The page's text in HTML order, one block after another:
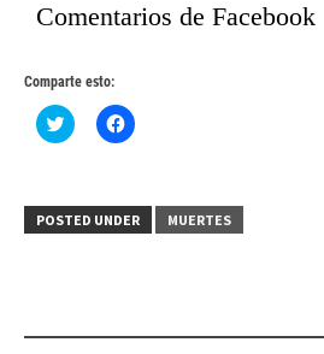
Comentarios de Facebook
Comparte esto:
Haz
clic
(Se
abre
Haz
clic
(Se
abre
POSTED UNDER MUERTES